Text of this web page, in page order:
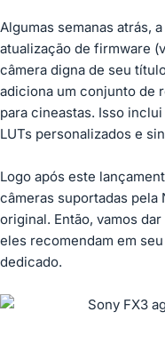
Algumas semanas atrás,
atualização de firmware
câmera digna de seu
adiciona um conjunto de
para cineastas. Isso
LUTs personalizados e
Logo após este
câmeras suportadas
original. Então, vamos
eles recomendam em
dedicado.